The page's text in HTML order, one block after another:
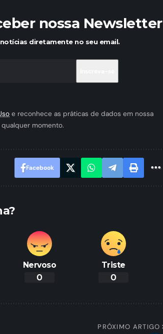
nossa Newsletter
diretamente no seu email.
e reconhece as práticas de dados em nossa
momento.
Facebook
Nervoso
0
Triste
0
PRÓXIMO ARTIGO